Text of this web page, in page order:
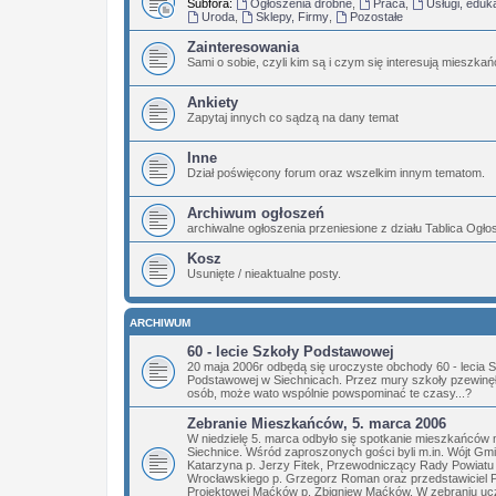
Subfora: Ogłoszenia drobne, Praca, Usługi,
Uroda, Sklepy, Firmy, Pozostałe
Zainteresowania
Sami o sobie, czyli kim są i czym się interesują
Ankiety
Zapytaj innych co sądzą na dany temat
Inne
Dział poświęcony forum oraz wszelkim innym tematom.
Archiwum ogłoszeń
archiwalne ogłoszenia przeniesione z działu Tablica
Kosz
Usunięte / nieaktualne posty.
ARCHIWUM
60 - lecie Szkoły Podstawowej
20 maja 2006r odbędą się uroczyste obchody 60 - lecia
Podstawowej w Siechnicach. Przez mury szkoły
osób, może wato wspólnie powspominać te czasy...?
Zebranie Mieszkańców, 5. marca 2006
W niedzielę 5. marca odbyło się spotkanie mieszkańców
Siechnice. Wśród zaproszonych gości byli m.in. Wójt
Katarzyna p. Jerzy Fitek, Przewodniczący Rady Powiatu
Wrocławskiego p. Grzegorz Roman oraz przedstawiciel
Projektowej Maćków p. Zbigniew Maćków. W zebraniu